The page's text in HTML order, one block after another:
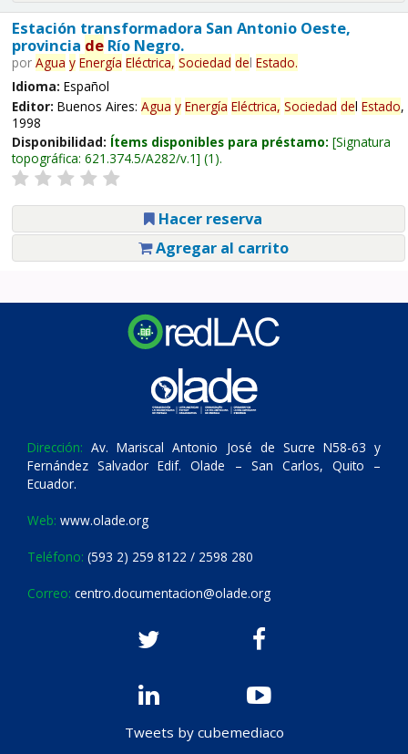
Estación transformadora San Antonio Oeste,
provincia deRío Negro.
por Agua y Energía Eléctrica, Sociedad del Estado.
Idioma: Español
Editor: Buenos Aires: Agua y Energía Eléctrica, Sociedad del Estado,
1998
Disponibilidad: Ítems disponibles para préstamo: Signatura
topográfica: 621.374.5/A282/v.1 (1).
Hacer reserva
Agregar al carrito
Dirección: Av. Mariscal Antonio José de Sucre N58-63 y
Fernández Salvador Edif. Olade – San Carlos, Quito –
Ecuador.
Web: www.olade.org
Teléfono: (593 2) 259 8122 / 2598 280
Correo: centro.documentacion@olade.org
Tweets by cubemediaco